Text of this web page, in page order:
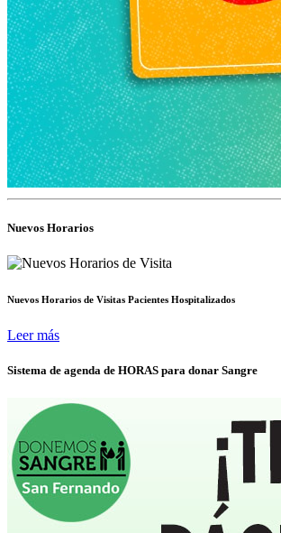
Nuevos Horarios
Nuevos Horarios de Visitas Pacientes Hospitalizados
Leer más
Sistema de agenda de HORAS para donar Sangre